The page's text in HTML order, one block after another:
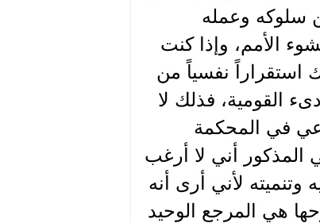
سلوكه وعمله
الأمم، وإذا كنت
استقراراً نفسياً من
القومية، فذلك لا
في المحكمة
أني لا أرغب
لأني أرى أنه
هي المرجع الوحيد